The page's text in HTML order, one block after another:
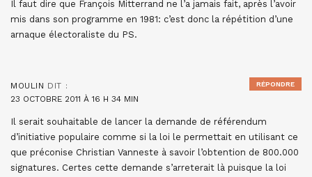
Il faut dire que François Mitterrand ne l’a jamais fait, après l’avoir
mis dans son programme en 1981: c’est donc la répétition d’une
arnaque électoraliste du PS.
MOULIN DIT :
23 OCTOBRE 2011 À 16 H 34 MIN
Il serait souhaitable de lancer la demande de référendum
d’initiative populaire comme si la loi le permettait en utilisant ce
que préconise Christian Vanneste à savoir l’obtention de 800.000
signatures. Certes cette demande s’arreterait là puisque la loi
RÉPONDRE